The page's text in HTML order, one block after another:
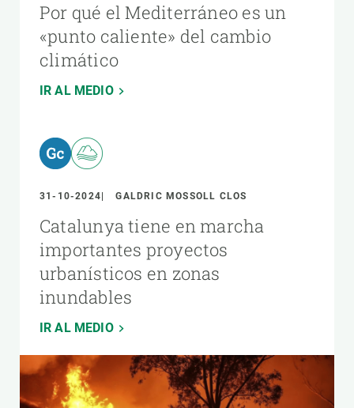
Por qué el Mediterráneo es un
«punto caliente» del cambio
climático
IR AL MEDIO
31-10-2024 GALDRIC MOSSOLL CLOS
Catalunya tiene en marcha
importantes proyectos
urbanísticos en zonas
inundables
IR AL MEDIO